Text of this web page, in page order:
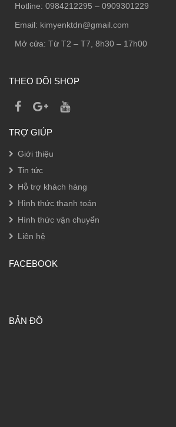
Hotline: 0984212295 – 0909301229
Email: kimyenktdn@gmail.com
Mở cửa: Từ T2 – T7, 8h30 – 17h00
THEO DÕI SHOP
TRỢ GIÚP
Giới thiệu
Tin tức
Hỗ trợ khách hàng
Hình thức thanh toán
Hình thức vận chuyển
Liên hệ
FACEBOOK
BẢN ĐỒ